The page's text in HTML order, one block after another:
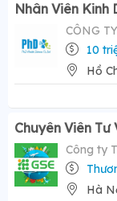
Nhân Viên Kinh
CÔNG
10
Hồ
Chuyên Viên Tư
Công ty
Hà